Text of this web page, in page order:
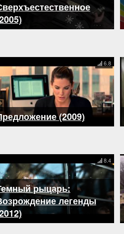
(2009)
6.8
рыцарь:
легенды
8.4